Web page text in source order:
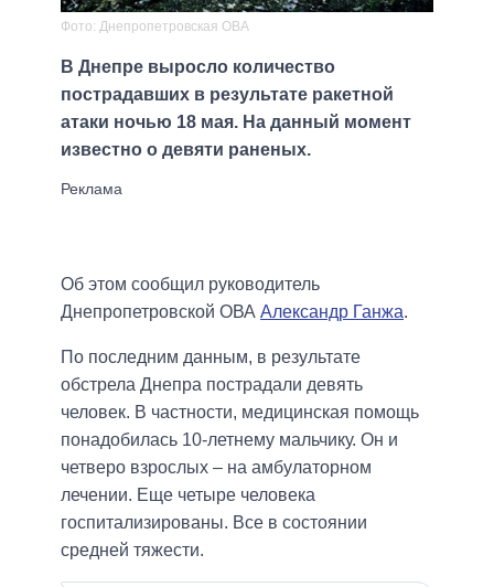
Фото: Днепропетровская ОВА
В Днепре выросло количество
пострадавших в результате ракетной
атаки ночью 18 мая. На данный момент
известно о девяти раненых.
Об этом сообщил руководитель
Днепропетровской ОВА Александр Ганжа.
По последним данным, в результате
обстрела Днепра пострадали девять
человек. В частности, медицинская помощь
понадобилась 10-летнему мальчику. Он и
четверо взрослых – на амбулаторном
лечении. Еще четыре человека
госпитализированы. Все в состоянии
средней тяжести.